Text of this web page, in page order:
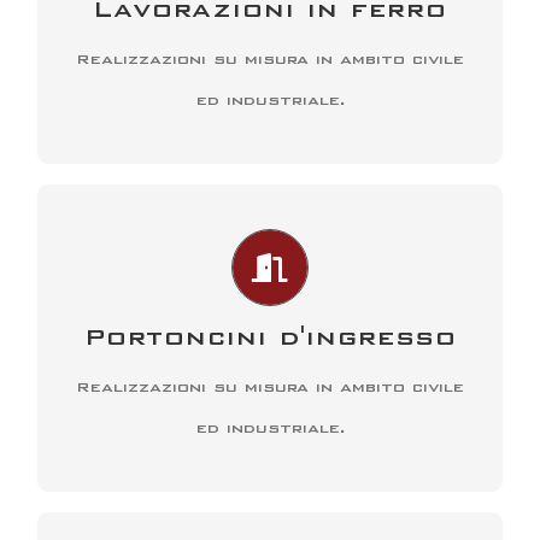
Lavorazioni in ferro
Realizzazioni su misura in ambito civile
ed industriale.
CONTATTACI
Portoncini d'ingresso
Realizzazioni su misura in ambito civile
ed industriale.
PERSONALIZZAZIONE
Comfort, solidità e resistenza sono
qualità che contano e fanno la
CONTATTACI